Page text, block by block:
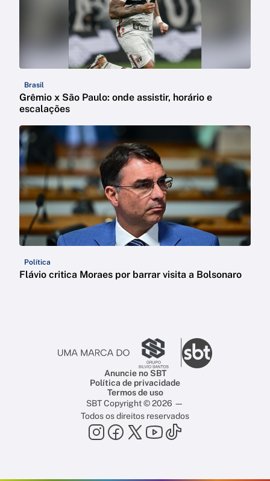
Brasil
Grêmio x São Paulo: onde assistir, horário e
escalações
Política
Flávio critica Moraes por barrar visita a Bolsonaro
Anuncie no SBT
Política de privacidade
Termos de uso
SBT Copyright © 2026 —
Todos os direitos reservados